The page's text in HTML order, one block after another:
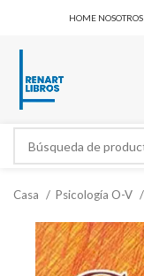
HOME NOSOTROS
Casa Psicología O-V